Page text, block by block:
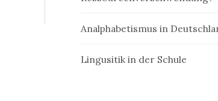
Analphabetismus in
Lingusitik in der Schule